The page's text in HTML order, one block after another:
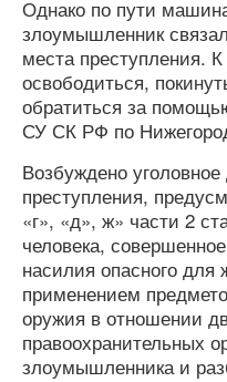
Однако по пути
злоумышленник
места преступления.
освободиться,
обратиться за
СУ СК РФ по
Возбуждено
преступления,
«г», «д», ж» части 2
человека,
насилия опасного
применением
оружия в отношении
правоохранительных
злоумышленника и